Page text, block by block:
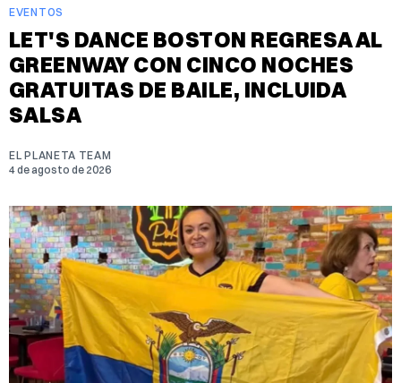
EVENTOS
LET'S DANCE BOSTON REGRESA AL
GREENWAY CON CINCO NOCHES
GRATUITAS DE BAILE, INCLUIDA
SALSA
EL PLANETA TEAM
4 de agosto de 2026